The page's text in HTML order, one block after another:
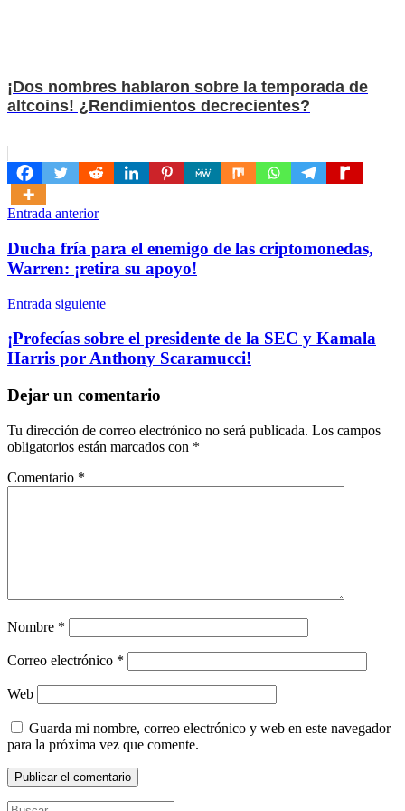
¡Dos nombres hablaron sobre la temporada de
altcoins! ¿Rendimientos decrecientes?
Navegación
de
entradas
Entrada anterior
Ducha fría para el enemigo de las criptomonedas,
Warren: ¡retira su apoyo!
Entrada siguiente
¡Profecías sobre el presidente de la SEC y Kamala
Harris por Anthony Scaramucci!
Dejar un comentario
Tu dirección de correo electrónico no será publicada. Los campos
obligatorios están marcados con *
Comentario *
Nombre *
Correo electrónico *
Web
Guarda mi nombre, correo electrónico y web en este navegador
para la próxima vez que comente.
Buscar: